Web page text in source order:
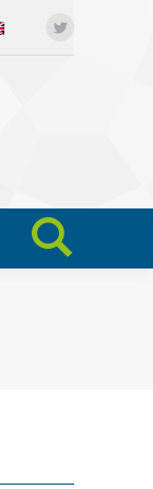
Search:
Search: